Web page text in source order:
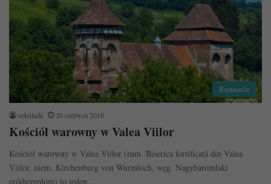
Rumunia
sekulada 20 czerwca 2018
Kościół warowny w Valea Viilor
Kościół warowny w Valea Viilor (rum. Biserica fortificată din Valea
Viilor, niem. Kirchenburg von Wurmloch, węg. Nagybaromlaki
erődtemplom) to jeden…